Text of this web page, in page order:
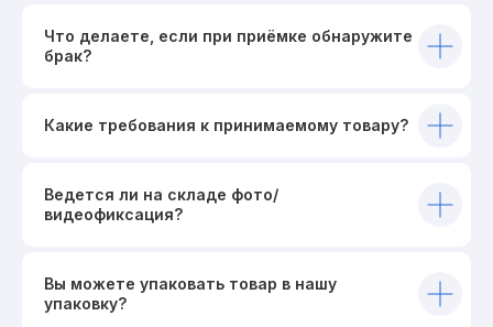
Что делаете, если при приёмке обнаружите
брак?
Какие требования к принимаемому товару?
Ведется ли на складе фото/
видеофиксация?
Вы можете упаковать товар в нашу
упаковку?